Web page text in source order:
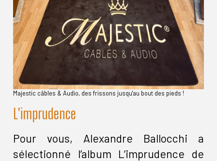
Majestic câbles & Audio, des frissons jusqu'au bout des pieds !
L'imprudence
Pour vous, Alexandre Ballocchi a
sélectionné l’album L’imprudence de